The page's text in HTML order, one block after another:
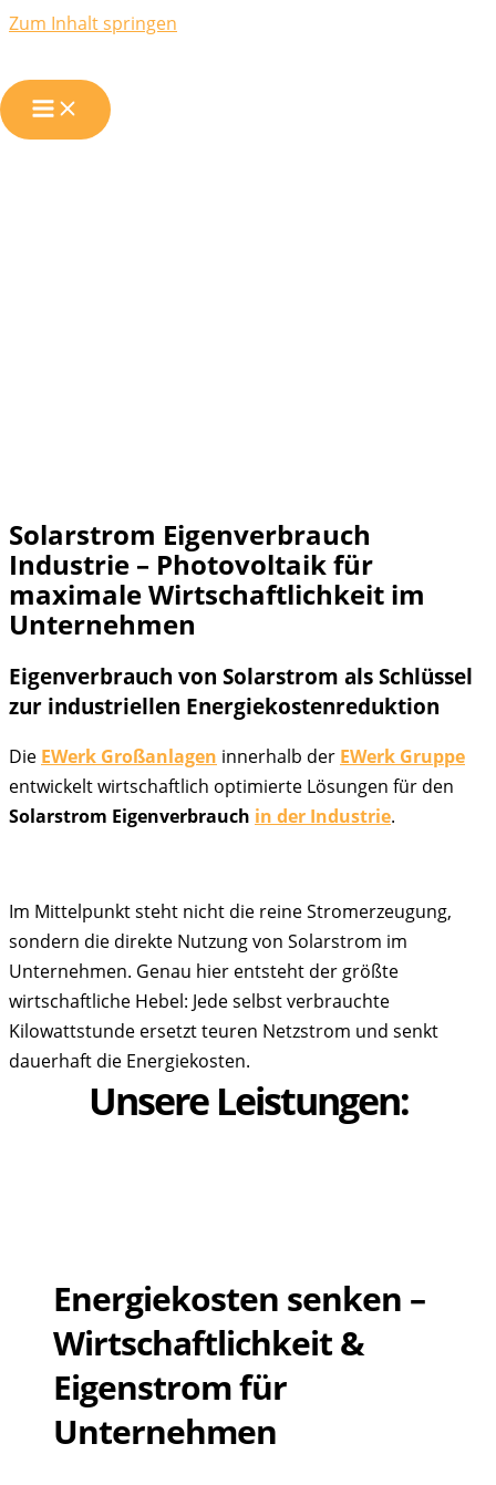
Zum Inhalt springen
Solarstrom
Solarstrom Eigenverbrauch
Industrie – Photovoltaik für
maximale Wirtschaftlichkeit im
Unternehmen
Eigenverbrauch von Solarstrom als Schlüssel
zur industriellen Energiekostenreduktion
Die EWerk Großanlagen innerhalb der EWerk Gruppe
entwickelt wirtschaftlich optimierte Lösungen für den
Solarstrom Eigenverbrauch in der Industrie.
Im Mittelpunkt steht nicht die reine Stromerzeugung,
sondern die direkte Nutzung von Solarstrom im
Unternehmen. Genau hier entsteht der größte
wirtschaftliche Hebel: Jede selbst verbrauchte
Kilowattstunde ersetzt teuren Netzstrom und senkt
dauerhaft die Energiekosten.
Unsere Leistungen:
Energiekosten senken –
Wirtschaftlichkeit &
Eigenstrom für
Unternehmen